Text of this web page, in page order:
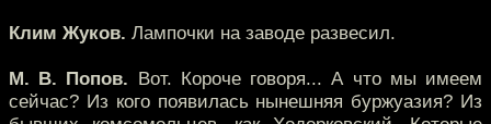
Клим Жуков. Лампочки на заводе развесил.
М. В. Попов. Вот. Короче говоря... А что мы имеем
сейчас? Из кого появилась нынешняя буржуазия? Из